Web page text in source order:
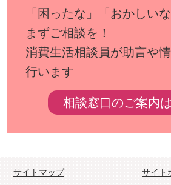
「困ったな」「おかしい
まずご相談を！
消費生活相談員が助言や
行います
相談窓口のご案内
サイトマップ サイト